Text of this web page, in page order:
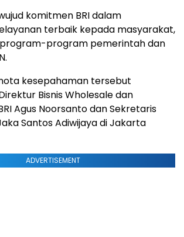
komitmen BRI dalam
terbaik kepada masyarakat,
program pemerintah dan
kesepahaman tersebut
Bisnis Wholesale dan
Agus Noorsanto dan Sekretaris
Santos Adiwijaya di Jakarta
ADVERTISEMENT